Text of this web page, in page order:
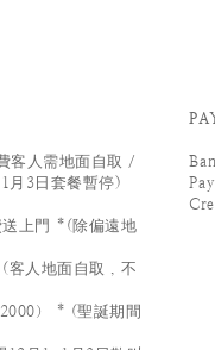
客人需地面自取 /
月3日套餐暫停)
送上門 *(除偏遠地
(客人地面自取 , 不
） * (聖誕期間